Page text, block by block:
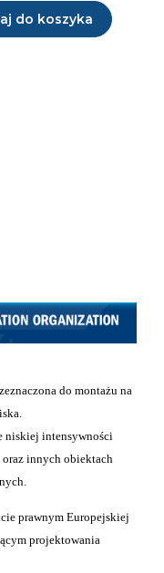
do koszyka
do montażu na
niskiej intensywności
oraz innych obiektach
prawnym Europejskiej
projektowania